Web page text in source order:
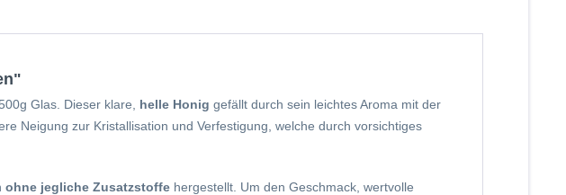
Glas. Dieser klare, helle Honig gefällt durch sein leichtes Aroma mit der
Neigung zur Kristallisation und Verfestigung, welche durch vorsichtiges
ohne jegliche Zusatzstoffe hergestellt. Um den Geschmack, wertvolle